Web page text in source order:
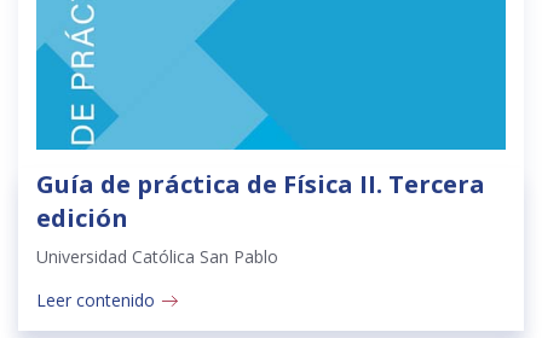
Guía de práctica de Física II. Tercera
edición
Universidad Católica San Pablo
Leer contenido